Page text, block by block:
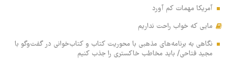
آمریکا مهمات کم آورد
مایی که خواب راحت نداریم
نگاهی به برنامه‌های مذهبی با محوریت کتاب و کتاب‌خوانی در گفت‌وگو با
مجید فتاحی/ باید مخاطب خاکستری را جذب کنیم